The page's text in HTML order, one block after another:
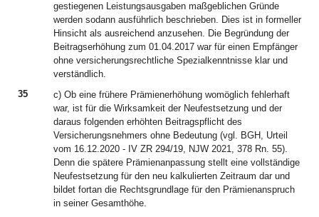
gestiegenen Leistungsausgaben maßgeblichen Gründe
werden sodann ausführlich beschrieben. Dies ist in formeller
Hinsicht als ausreichend anzusehen. Die Begründung der
Beitragserhöhung zum 01.04.2017 war für einen Empfänger
ohne versicherungsrechtliche Spezialkenntnisse klar und
verständlich.
35
c) Ob eine frühere Prämienerhöhung womöglich fehlerhaft
war, ist für die Wirksamkeit der Neufestsetzung und der
daraus folgenden erhöhten Beitragspflicht des
Versicherungsnehmers ohne Bedeutung (vgl. BGH, Urteil
vom 16.12.2020 - IV ZR 294/19, NJW 2021, 378 Rn. 55).
Denn die spätere Prämienanpassung stellt eine vollständige
Neufestsetzung für den neu kalkulierten Zeitraum dar und
bildet fortan die Rechtsgrundlage für den Prämienanspruch
in seiner Gesamthöhe.